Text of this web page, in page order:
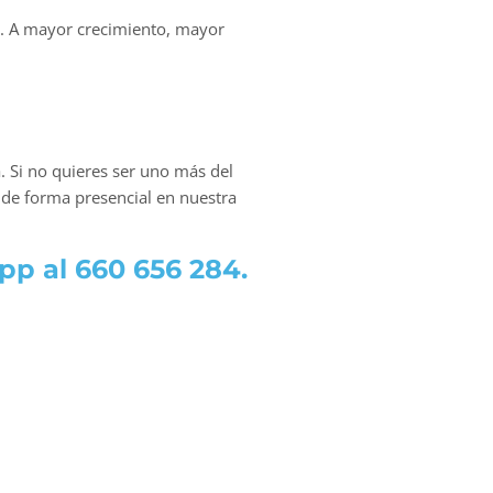
A mayor crecimiento, mayor
Si no quieres ser uno más del
forma presencial en nuestra
al 660 656 284.